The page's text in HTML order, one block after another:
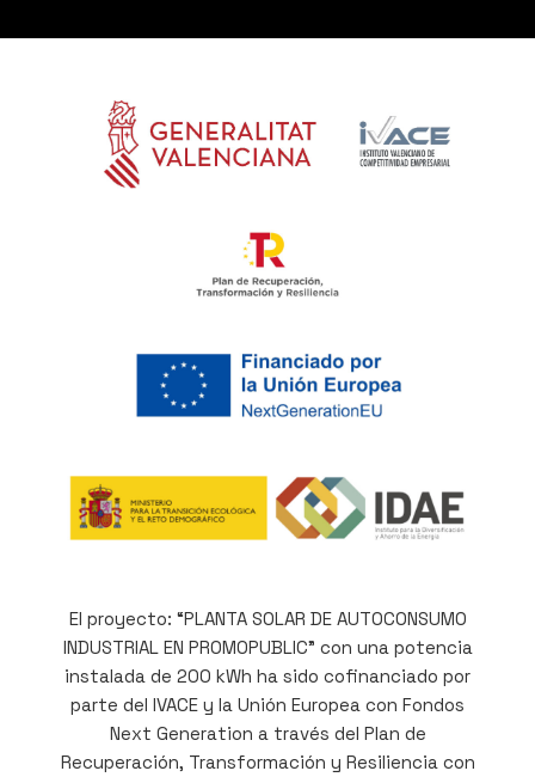
El proyecto: “PLANTA SOLAR DE AUTOCONSUMO
INDUSTRIAL EN PROMOPUBLIC” con una potencia
instalada de 200 kWh ha sido cofinanciado por
parte del IVACE y la Unión Europea con Fondos
Next Generation a través del Plan de
Recuperación, Transformación y Resiliencia con